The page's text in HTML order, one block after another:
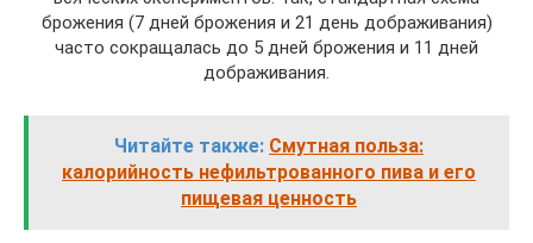
брожения (7 дней брожения и 21 день дображивания)
часто сокращалась до 5 дней брожения и 11 дней
дображивания.
Читайте также: Смутная польза:
калорийность нефильтрованного пива и его
пищевая ценность